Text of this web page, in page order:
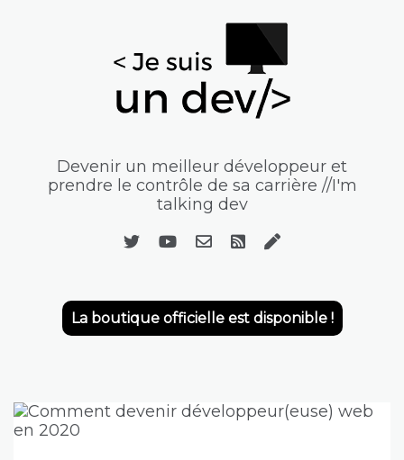
Devenir un meilleur développeur et
prendre le contrôle de sa carrière //I'm
talking dev
La boutique officielle est disponible !